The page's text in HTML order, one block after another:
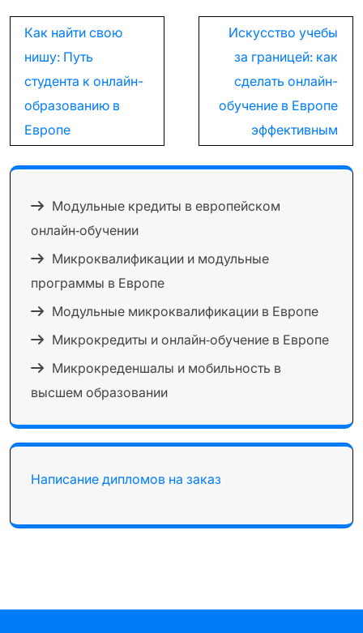
Навигация
по
записям
Как найти свою
нишу: Путь
студента к онлайн-
образованию в
Европе
Искусство учебы
за границей: как
сделать онлайн-
обучение в Европе
эффективным
Модульные кредиты в европейском
онлайн‑обучении
Микроквалификации и модульные
программы в Европе
Модульные микроквалификации в Европе
Микрокредиты и онлайн‑обучение в Европе
Микрокреденшалы и мобильность в
высшем образовании
Написание дипломов на заказ